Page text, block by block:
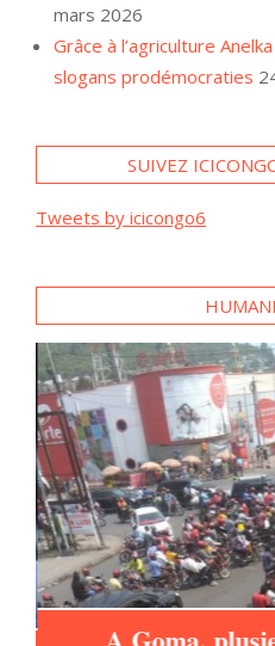
mars 2026
Grâce à l’agriculture
slogans prodémocraties
SUIVEZ
Tweets by icicongo6